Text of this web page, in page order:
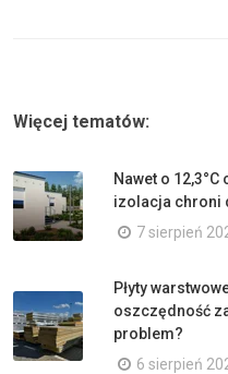
Więcej tematów:
Nawet o
izolacja chroni
7 sierpień
Płyty
oszczędność
problem?
6 sierpień